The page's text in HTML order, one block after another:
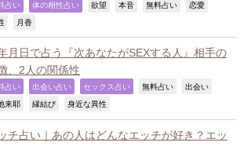
占い 体の相性占い 欲望 本音 無料占い 恋愛
月香
月日で占う『次あなたがSEXする人』相手の
、2人の関係性
占い 出会い占い セックス占い 無料占い 出会い
来耶 縁結び 身近な異性
チ占い｜あの人はどんなエッチが好き？エッ